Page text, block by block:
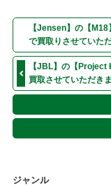
ジャンル
【Jensen】の【
で買取りさせていた
【JBL】の【Project
買取させていただき